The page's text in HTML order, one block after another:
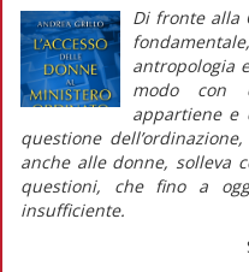
Di fronte alla
antropologia
modo con
appartiene e
questione
anche alle donne, solleva
questioni, che fino a
insufficiente.